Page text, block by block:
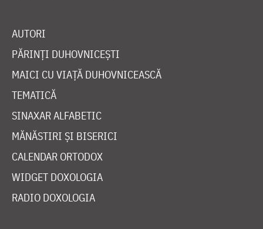
AUTORI
PĂRINȚI DUHOVNICEȘTI
MAICI CU VIAȚĂ DUHOVNICEASCĂ
TEMATICĂ
SINAXAR ALFABETIC
MĂNĂSTIRI ȘI BISERICI
CALENDAR ORTODOX
WIDGET DOXOLOGIA
RADIO DOXOLOGIA